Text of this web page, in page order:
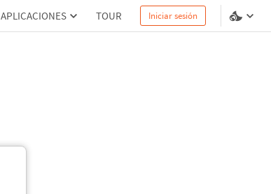
APLICACIONES TOUR Iniciar sesión